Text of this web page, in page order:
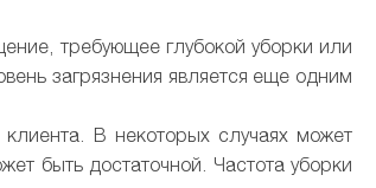
требующее глубокой уборки или
загрязнения является еще одним
В некоторых случаях может
быть достаточной. Частота уборки